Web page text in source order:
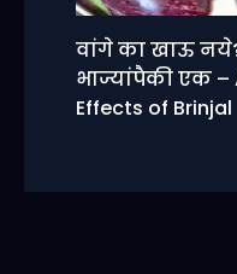
वांगे का खाऊ
भाज्यांपैकी एक –
Effects of Brinjal